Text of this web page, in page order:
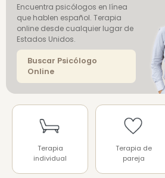
Encuentra psicólogos en línea
que hablen español. Terapia
online desde cualquier lugar de
Estados Unidos.
Buscar Psicólogo
Online
Terapia
individual
Terapia de
pareja